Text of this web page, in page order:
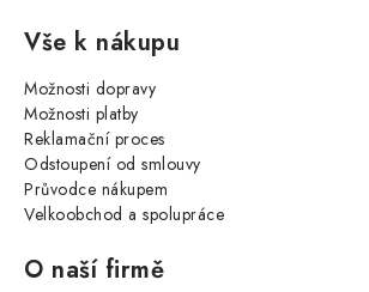
Vše k nákupu
Možnosti dopravy
Možnosti platby
Reklamační proces
Odstoupení od smlouvy
Průvodce nákupem
Velkoobchod a spolupráce
O naší firmě